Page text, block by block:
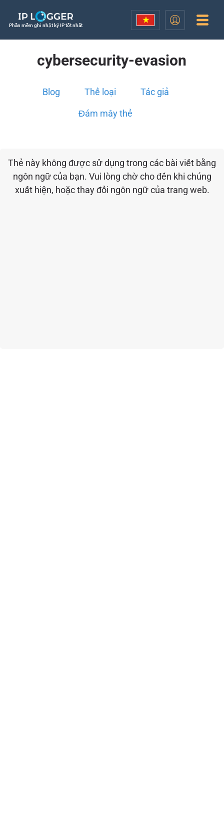
Phần mềm ghi nhật ký IP tốt nhất
cybersecurity-evasion
Blog Thể loại Tác giả
Đám mây thẻ